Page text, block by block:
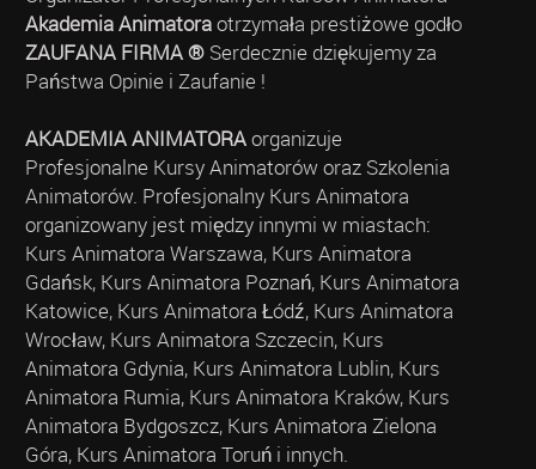
Akademia Animatoraotrzymała prestiżowe godło
ZAUFANA FIRMA ®Serdecznie dziękujemy za
Państwa Opinie i Zaufanie !
AKADEMIA ANIMATORAorganizuje
Profesjonalne Kursy Animatorów oraz Szkolenia
Animatorów. Profesjonalny Kurs Animatora
organizowany jest między innymi w miastach:
Kurs Animatora Warszawa, Kurs Animatora
Gdańsk, Kurs Animatora Poznań, Kurs Animatora
Katowice, Kurs Animatora Łódź, Kurs Animatora
Wrocław, Kurs Animatora Szczecin, Kurs
Animatora Gdynia, Kurs Animatora Lublin, Kurs
Animatora Rumia, Kurs Animatora Kraków, Kurs
Animatora Bydgoszcz, Kurs Animatora Zielona
Góra, Kurs Animatora Toruń i innych.